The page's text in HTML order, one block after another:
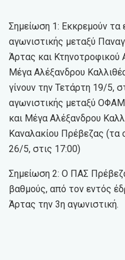
Σημείωση 1: Εκκρεμούν τα
αγωνιστικής μεταξύ
Άρτας και
Μέγα Αλέξανδρου
γίνουν την Τετάρτη 19/5,
αγωνιστικής μεταξύ
και Μέγα Αλέξανδρου
Καναλακίου Πρέβεζας (τα
26/5, στις 17:00)
Σημείωση 2: Ο ΠΑΣ
βαθμούς, από τον εντός
Άρτας την 3η αγωνιστική.